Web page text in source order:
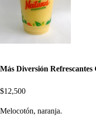
Más Diversión
$12,500
Melocotón, naranja.